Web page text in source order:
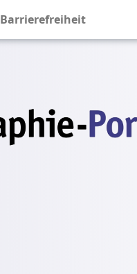
Barrierefreiheit